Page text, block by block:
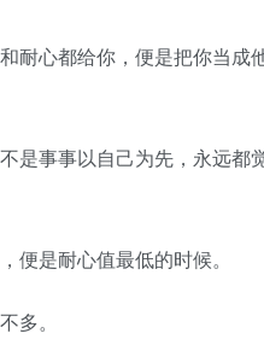
耐心都给你，便是把你当成
是事事以自己为先，永远都
是耐心值最低的时候。
多。